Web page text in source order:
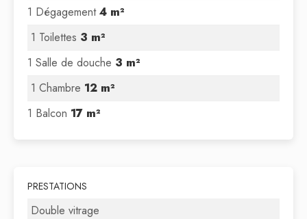
1 Dégagement4 m²
1 Toilettes 3 m²
1 Salle de douche 3 m²
1 Chambre 12 m²
1 Balcon 17 m²
PRESTATIONS
Double vitrage